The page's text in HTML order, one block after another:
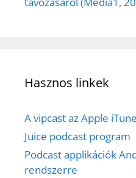
Hasznos linkek
A vipcast az Apple
Juice podcast program
Podcast applikációk
rendszerre